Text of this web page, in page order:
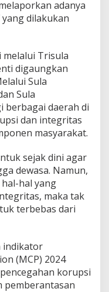
adanya
dilakukan
Trisula
digaungkan
Sula
Sula
berbagai daerah di
dan integritas
masyarakat.
sejak dini agar
dewasa. Namun,
hal yang
maka tak
terbebas dari
indikator
(MCP) 2024
korupsi
pemberantasan